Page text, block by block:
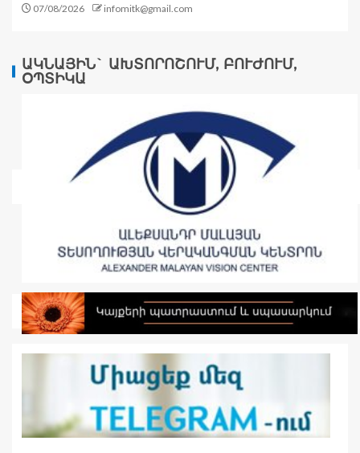
07/08/2026 infomitk@gmail.com
ԱԿՆԱՅԻՆ` ԱԽՏՈՐՈՇՈՒՄ, ԲՈՒԺՈՒՄ,
ՕՊՏԻԿԱ